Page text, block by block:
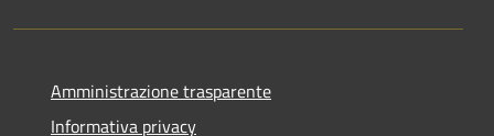
Amministrazione trasparente
Informativa privacy